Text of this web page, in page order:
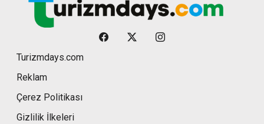
Turizmdays.com
Reklam
Çerez Politikası
Gizlilik İlkeleri